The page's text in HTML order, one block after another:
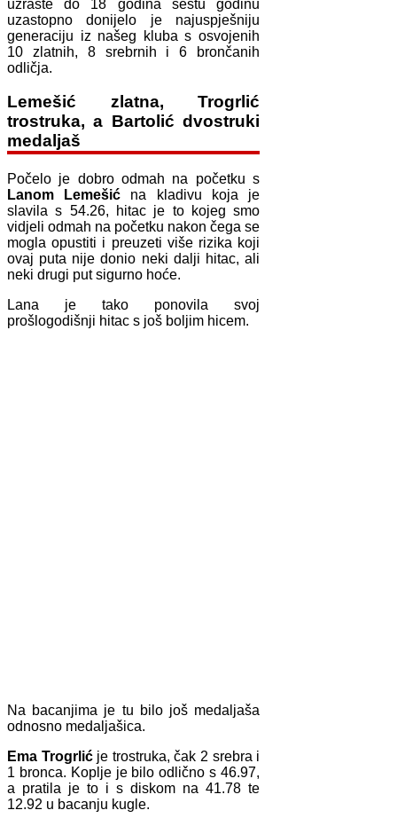
uzraste do 18 godina šestu godinu
uzastopno donijelo je najuspješniju
generaciju iz našeg kluba s osvojenih
10 zlatnih, 8 srebrnih i 6 brončanih
odličja.
Lemešić zlatna, Trogrlić
trostruka, a Bartolić dvostruki
medaljaš
Počelo je dobro odmah na početku s
Lanom Lemešić na kladivu koja je
slavila s 54.26, hitac je to kojeg smo
vidjeli odmah na početku nakon čega se
mogla opustiti i preuzeti više rizika koji
ovaj puta nije donio neki dalji hitac, ali
neki drugi put sigurno hoće.
Lana je tako ponovila svoj
prošlogodišnji hitac s još boljim hicem.
Na bacanjima je tu bilo još medaljaša
odnosno medaljašica.
Ema Trogrlićje trostruka, čak 2 srebra i
1 bronca. Koplje je bilo odlično s 46.97,
a pratila je to i s diskom na 41.78 te
12.92 u bacanju kugle.